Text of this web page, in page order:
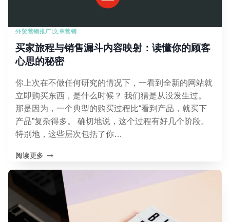
精
准
流
量
长
334%
外贸营销推广|文章营销
买家旅程与销售漏斗内容映射：读懂你的顾客
心思的秘密
你上次在不做任何研究的情况下，一看到全新的网站就
立即购买东西，是什么时候？ 我们猜是从没发生过。
那是因为，一个典型的购买过程比“看到产品，就买下
产品”复杂得多。 确切地说，这个过程有好几个阶段。
特别地，这些层次包括了你…
阅读更多 买
销
售